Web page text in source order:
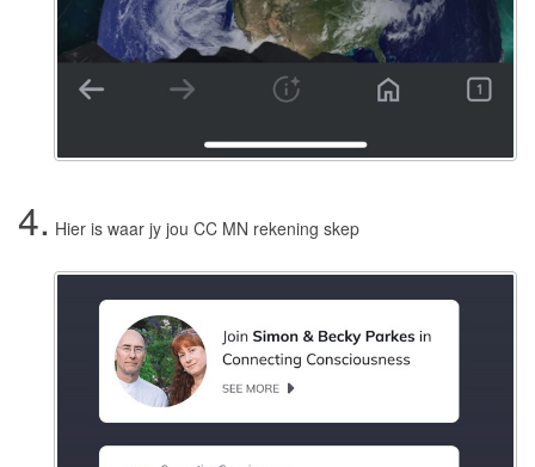
4. Hier is waar jy jou CC MN rekening skep